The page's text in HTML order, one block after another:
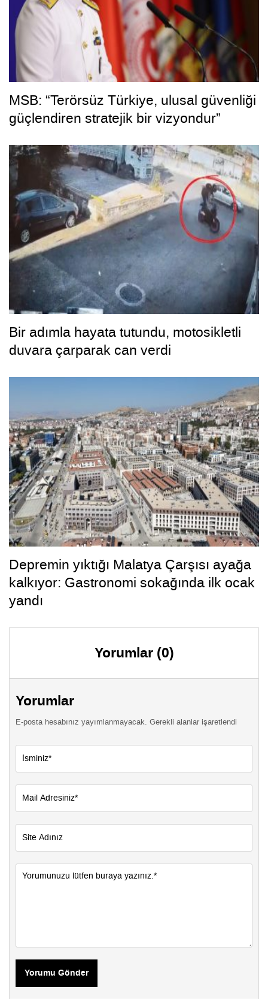
MSB: “Terörsüz Türkiye, ulusal güvenliği
güçlendiren stratejik bir vizyondur”
Bir adımla hayata tutundu, motosikletli
duvara çarparak can verdi
Depremin yıktığı Malatya Çarşısı ayağa
kalkıyor: Gastronomi sokağında ilk ocak
yandı
Yorumlar (0)
Yorumlar
E-posta hesabınız yayımlanmayacak. Gerekli alanlar işaretlendi
Yorumu Gönder